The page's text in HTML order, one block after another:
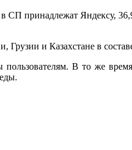
в СП принадлежат Яндексу,
Грузии и Казахстане в
В то же